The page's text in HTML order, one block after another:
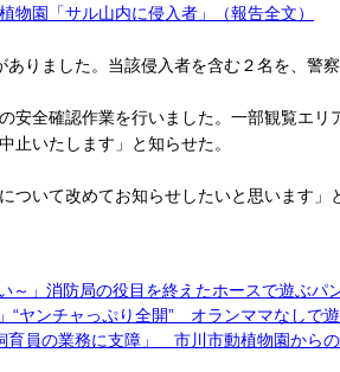
物園「サル山内に侵入者」（報告全文）
りました。当該侵入者を含む２名を、警
全確認作業を行いました。一部観覧エ
止いたします」と知らせた。
いて改めてお知らせしたいと思います」
～」消防局の役目を終えたホースで遊ぶパ
“ヤンチャっぷり全開” オランママなしで
育員の業務に支障」 市川市動植物園から